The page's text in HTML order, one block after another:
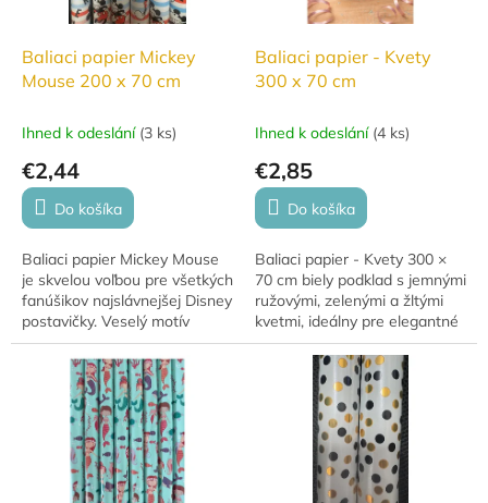
Baliaci papier Mickey
Mouse 200 x 70 cm
Ihned k odeslání (3 ks)
€2,44
Do košíka
Baliaci papier Mickey Mouse
je skvelou voľbou pre všetkých
fanúšikov najslávnejšej Disney
postavičky. Veselý motív
Mickeyho dodá každému
darčeku hravý a originálny
Baliaci papier - Kvety
300 x 70 cm
Ihned k odeslání (4 ks)
€2,85
Do košíka
Baliaci papier - Kvety 300 ×
70 cm biely podklad s jemnými
ružovými, zelenými a žltými
kvetmi, ideálny pre elegantné
a jemné balenie darčekov.